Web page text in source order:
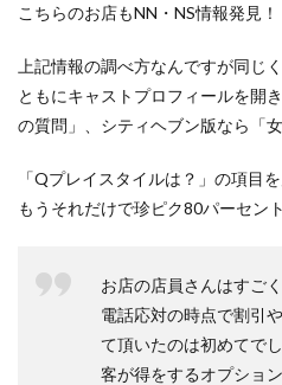
こちらのお店もNN・NS情報発見！
上記情報の調べ方なんですが同じ
ともにキャストプロフィールを開
の質問」、シティヘブン版なら「
「Qプレイスタイルは？」の項目
もうそれだけで珍ピク80パーセン
お店の店員さんはすご
電話応対の時点で割引
て頂いたのは初めてでし
客が得をするオプショ